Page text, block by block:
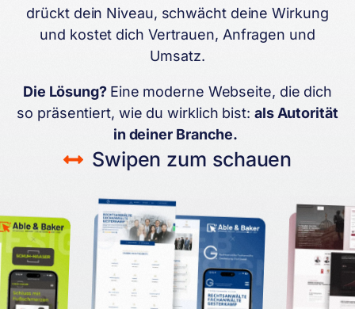
drückt dein Niveau, schwächt deine Wirkung
und kostet dich Vertrauen, Anfragen und
Umsatz.
Die Lösung? Eine moderne Webseite, die dich
so präsentiert, wie du wirklich bist: als Autorität
in deiner Branche.
Swipen zum schauen